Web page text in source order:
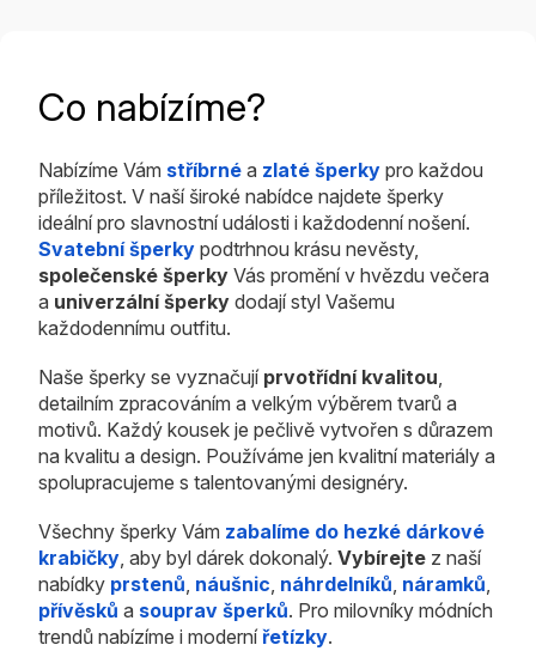
Co nabízíme?
Nabízíme Vám stříbrné a zlaté šperky pro každou
příležitost. V naší široké nabídce najdete šperky
ideální pro slavnostní události i každodenní nošení.
Svatební šperky podtrhnou krásu nevěsty,
společenské šperky Vás promění v hvězdu večera
a univerzální šperky dodají styl Vašemu
každodennímu outfitu.
Naše šperky se vyznačují prvotřídní kvalitou,
detailním zpracováním a velkým výběrem tvarů a
motivů. Každý kousek je pečlivě vytvořen s důrazem
na kvalitu a design. Používáme jen kvalitní materiály a
spolupracujeme s talentovanými designéry.
Všechny šperky Vám zabalíme do hezké dárkové
krabičky, aby byl dárek dokonalý. Vybírejte z naší
nabídky prstenů, náušnic, náhrdelníků, náramků,
přívěsků a souprav šperků. Pro milovníky módních
trendů nabízíme i modernířetízky.